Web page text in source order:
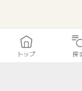
トップ 探